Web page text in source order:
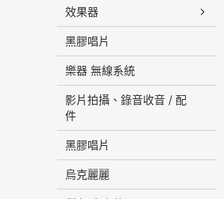
效果器
黑膠唱片
樂器 無線系統
影片拍攝、錄音收音 / 配
件
黑膠唱片
烏克麗麗